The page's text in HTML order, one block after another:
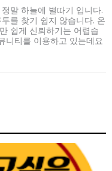
말 하늘에 별따기 입니다.
를 찾기 쉽지 않습니다. 온
쉽게 신뢰하기는 어렵습
니티를 이용하고 있는데요